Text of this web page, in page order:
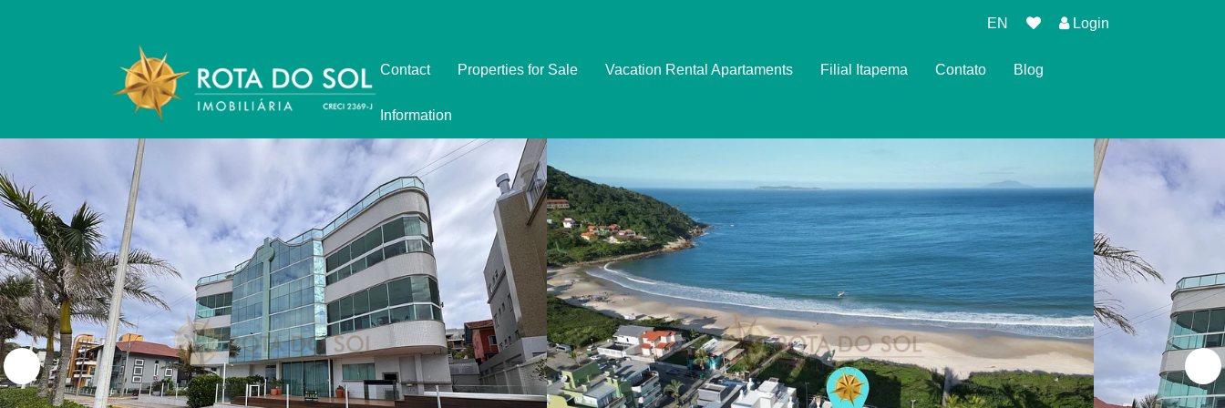
EN Login
Contact Properties for Sale Vacation Rental Apartaments
Termo e Condições para Reservar
Filial Itapema Contato Blog
Information